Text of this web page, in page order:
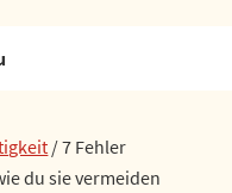
/7 Fehler
du sie vermeiden